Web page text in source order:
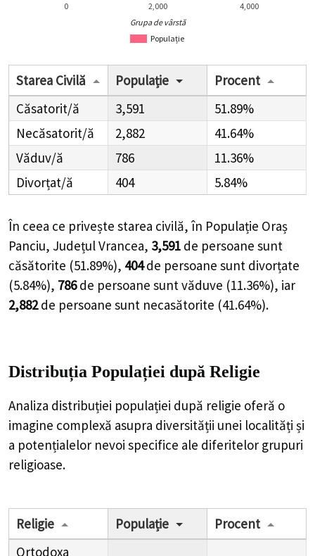
Populație
0 2,000 4,000
Grupa de vârstă
Starea Civilă Populație
Procent
Căsatorit/ă
3,591
51.89%
Necăsatorit/ă
2,882
41.64%
Văduv/ă
786
11.36%
Divorțat/ă
404 5.84%
În ceea ce privește starea civilă, în Populație Oraș
Panciu, Județul Vrancea, 3,591 de persoane sunt
căsătorite (51.89%), 404 de persoane sunt divorțate
(5.84%), 786 de persoane sunt văduve (11.36%), iar
2,882 de persoane sunt necasătorite (41.64%).
Distribuția Populației după Religie
Analiza distribuției populației după religie oferă o
imagine complexă asupra diversității unei localități și
a potențialelor nevoi specifice ale diferitelor grupuri
religioase.
Religie Populație
Procent
Ortodoxa